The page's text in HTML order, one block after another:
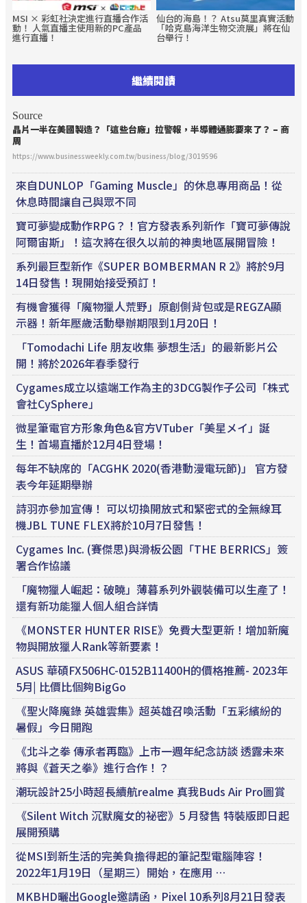
MSI × 彩虹社決定進行直播合作活
動！ 人氣直播主使用新的PC產品
進行直播！
仙台的海島！？ Atsu莫里真實活動
「哈克島海洋生物交流展」將在仙
台舉行！
繼續閱讀
Source
晶片一半在美國製造？「這些台廠」拉警報，半導體通膨要來了？ – 商
周
https://www.businessweekly.com.tw/business/blog/3019596
來自DUNLOP「Gaming Muscle」的休息專用商品！從
休息時間讓自己與眾不同
寶可夢變成動作RPG？！官方發表系列新作「寶可夢傳說
阿爾宙斯」！這次將在很久以前的神奧地區展開冒險！
系列最巨型新作《SUPER BOMBERMAN R 2》將於9月
14日發售！現開始接受預訂！
有機會獲得「魔物獵人荒野」原創側背包或是REGZA顯
示器！新年壓歲活動舉辦期限到1月20日！
「Tomodachi Life 朋友收集 夢想生活」的最新影片公
開！將於2026年春季發行
Cygames成立以遠端工作為主的3DCG製作子公司「株式
會社CySphere」
微星筆電官方形象角色&官方VTuber「美星メイ」誕
生！首場直播於12月4日登場！
每年不缺席的「ACGHK 2020(香港動漫電玩節)」 官方發
表今年延期舉辦
詩羽亦參加宣傳！ 可以切換開放式和緊密式的全無線耳
機JBL TUNE FLEX將於10月7日發售！
Cygames Inc. (賽傑思)與滑板公園「THE BERRICS」簽
署合作協議
「魔物獵人崛起：破曉」薄暮系列外觀裝備可以生產了！
還有新功能獵人個人組合詳情
《MONSTER HUNTER RISE》免費大型更新！增加新魔
物與開放獵人Rank等新要素！
ASUS 華碩FX506HC-0152B11400H的價格推薦- 2023年
5月| 比價比個夠BigGo
《聖火降魔錄 英雄雲集》超英雄召喚活動「五彩繽紛的
暑假」今日開跑
《北斗之拳 傳承者再臨》上市一週年紀念訪談 透露未來
將與《蒼天之拳》進行合作！？
潮玩設計25小時超長續航realme 真我Buds Air Pro圖賞
《Silent Witch 沉默魔女的祕密》5 月發售 特裝版即日起
展開預購
從MSI到新生活的完美負擔得起的筆記型電腦陣容！
2022年1月19日（星期三）開始，在應用 …
MKBHD曬出Google邀請函，Pixel 10系列8月21日發表